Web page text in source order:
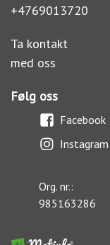
+4769013720
Ta kontakt
med oss
Følg oss
Facebook
Instagram
Org. nr.:
985163286